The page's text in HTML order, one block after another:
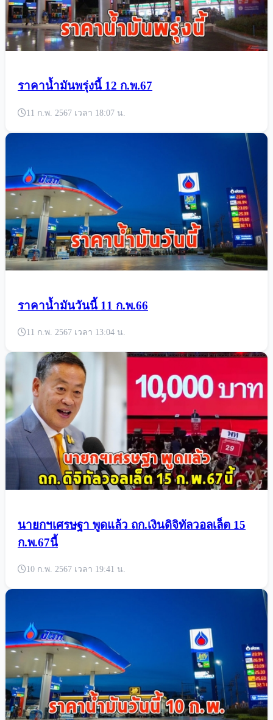
ราคาน้ำมันพรุ่งนี้ 12 ก.พ.67
11 ก.พ. 2567 เวลา 18:07 น.
ราคาน้ำมันวันนี้ 11 ก.พ.66
11 ก.พ. 2567 เวลา 13:04 น.
นายกฯเศรษฐา พูดแล้ว ถก.เงินดิจิทัลวอลเล็ต 15
ก.พ.67นี้
10 ก.พ. 2567 เวลา 19:41 น.